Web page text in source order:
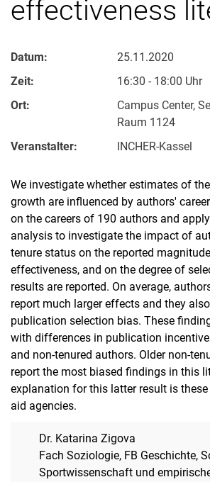
effectiveness
Datum:
25.11.2020
Zeit:
16:30 - 18:00 Uhr
Ort:
Campus Center,
Raum 1124
Veranstalter:
INCHER-Kassel
We investigate whether estimates of
growth are influenced by authors'
on the careers of 190 authors and
analysis to investigate the impact of
tenure status on the reported
effectiveness, and on the degree of
results are reported. On average,
report much larger effects and they
publication selection bias. These
with differences in publication
and non-tenured authors. Older non-
report the most biased findings in this
explanation for this latter result is
aid agencies.
Dr. Katarina Zigova
Fach Soziologie, FB Geschichte,
Sportwissenschaft und